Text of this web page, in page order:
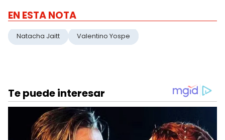
EN ESTA NOTA
Natacha Jaitt Valentino Yospe